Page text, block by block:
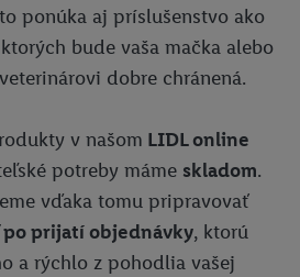
ponúka aj príslušenstvo ako
bude vaša mačka alebo
dobre chránená.
v našom LIDL online
potreby máme skladom.
vďaka tomu pripravovať
po prijatí objednávky, ktorú
a rýchlo z pohodlia vašej